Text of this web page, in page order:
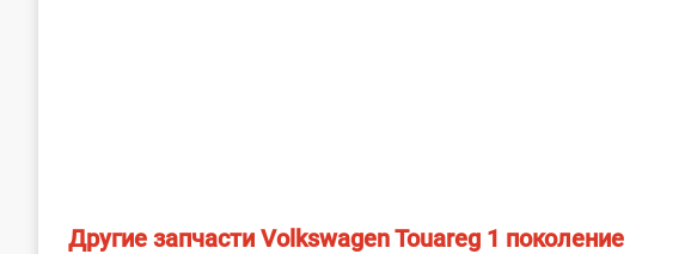
Другие запчасти Volkswagen Touareg 1 поколение